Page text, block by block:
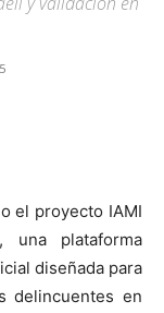
el proyecto IAMI
una plataforma
diseñada para
delincuentes en